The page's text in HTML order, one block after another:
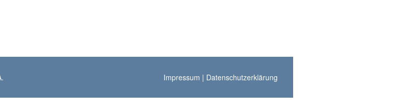
Impressum | Datenschutzerklärung